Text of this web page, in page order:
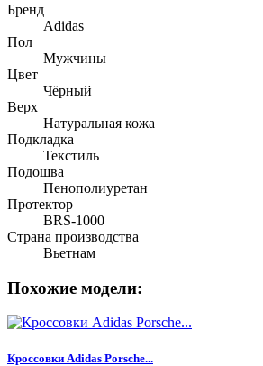
Бренд
Adidas
Пол
Мужчины
Цвет
Чёрный
Верх
Натуральная кожа
Подкладка
Текстиль
Подошва
Пенополиуретан
Протектор
BRS-1000
Страна производства
Вьетнам
Похожие модели:
Кроссовки Adidas Porsche...